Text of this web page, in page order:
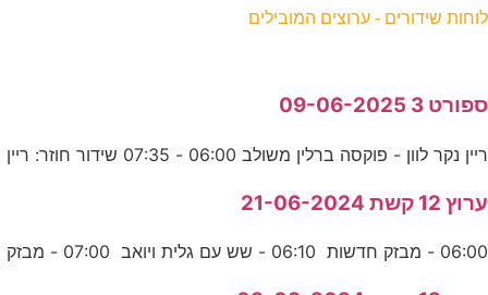
לוחות שידורים - ערוצים המובילים
ספורט 3 09-06-2025
ריין נקר לוון - פוקסה ברלין משולב 06:00 - 07:35 שידור חוזר: ריין
ערוץ 12 קשת 21-06-2024
06:00 - מבזק חדשות 06:10 - שש עם גלית ויואב 07:00 - מבזק